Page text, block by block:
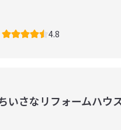
4.8
いさなリフォームハウ